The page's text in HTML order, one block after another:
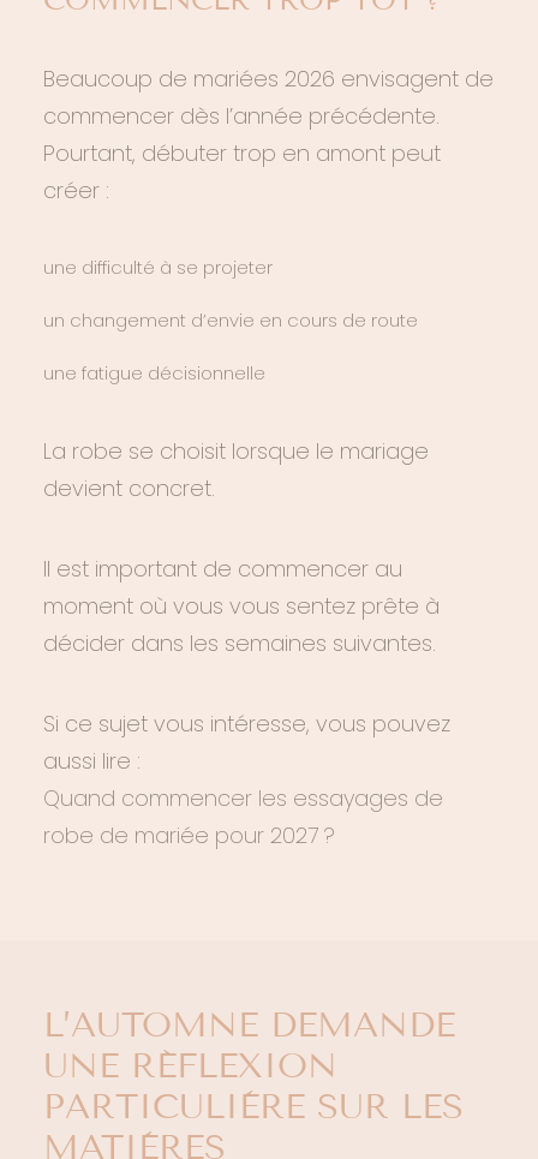
Beaucoup de mariées 2026 envisagent de
commencer dès l’année précédente.
Pourtant, débuter trop en amont peut
créer :
une difficulté à se projeter
un changement d’envie en cours de route
une fatigue décisionnelle
La robe se choisit lorsque le mariage
devient concret.
Il est important de commencer au
moment où vous vous sentez prête à
décider dans les semaines suivantes.
Si ce sujet vous intéresse, vous pouvez
aussi lire :
Quand commencer les essayages de
robe de mariée pour 2027 ?
L’AUTOMNE DEMANDE
UNE RÉFLEXION
PARTICULIÈRE SUR LES
MATIÈRES